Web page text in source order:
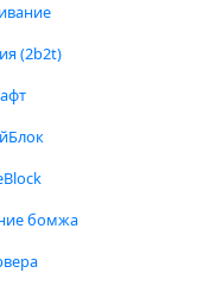
(2b2t)
бомжа